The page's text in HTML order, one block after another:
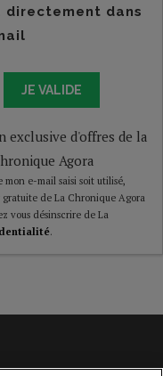
directement dans
JE VALIDE
exclusive d'offres de la
Agora
mon e-mail saisi soit utilisé,
de La Chronique Agora
vous désinscrire de La
.